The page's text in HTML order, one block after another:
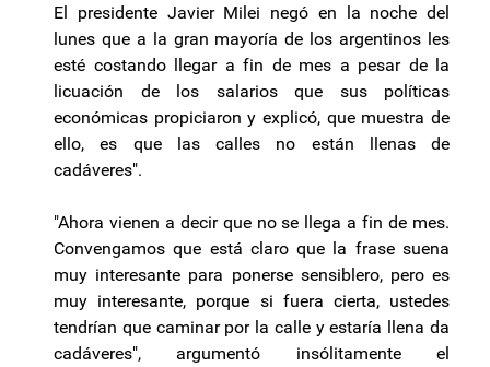
El presidente Javier Milei negó en la noche del
lunes que a la gran mayoría de los argentinos les
esté costando llegar a fin de mes a pesar de la
licuación de los salarios que sus políticas
económicas propiciaron y explicó, que muestra de
ello, es que las calles no están llenas de
cadáveres".
"Ahora vienen a decir que no se llega a fin de mes.
Convengamos que está claro que la frase suena
muy interesante para ponerse sensiblero, pero es
muy interesante, porque si fuera cierta, ustedes
tendrían que caminar por la calle y estaría llena da
cadáveres", argumentó insólitamente el